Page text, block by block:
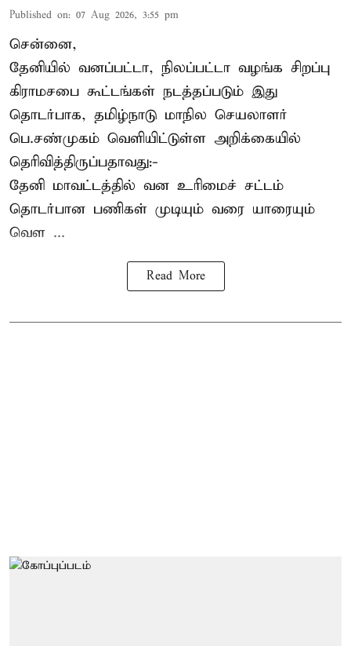
Published on: 07 Aug 2026, 3:55 pm
சென்னை,
தேனியில் வனப்பட்டா, நிலப்பட்டா வழங்க சிறப்பு
கிராமசபை கூட்டங்கள் நடத்தப்படும் இது
தொடர்பாக, தமிழ்நாடு மாநில செயலாளர்
பெ.சண்முகம் வெளியிட்டுள்ள அறிக்கையில்
தெரிவித்திருப்பதாவது:-
தேனி மாவட்டத்தில் வன உரிமைச் சட்டம்
தொடர்பான பணிகள் முடியும் வரை யாரையும்
வெள ...
Read More